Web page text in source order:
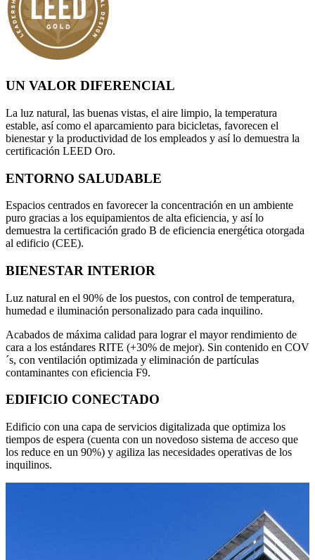
UN VALOR DIFERENCIAL
La luz natural, las buenas vistas, el aire limpio, la temperatura
estable, así como el aparcamiento para bicicletas, favorecen el
bienestar y la productividad de los empleados y así lo demuestra la
certificación LEED Oro.
ENTORNO SALUDABLE
Espacios centrados en favorecer la concentración en un ambiente
puro gracias a los equipamientos de alta eficiencia, y así lo
demuestra la certificación grado B de eficiencia energética otorgada
al edificio (CEE).
BIENESTAR INTERIOR
Luz natural en el 90% de los puestos, con control de temperatura,
humedad e iluminación personalizado para cada inquilino.
Acabados de máxima calidad para lograr el mayor rendimiento de
cara a los estándares RITE (+30% de mejor). Sin contenido en COV
´s, con ventilación optimizada y eliminación de partículas
contaminantes con eficiencia F9.
EDIFICIO CONECTADO
Edificio con una capa de servicios digitalizada que optimiza los
tiempos de espera (cuenta con un novedoso sistema de acceso que
los reduce en un 90%) y agiliza las necesidades operativas de los
inquilinos.